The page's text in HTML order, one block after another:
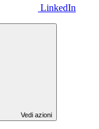
LinkedIn
Vedi azioni